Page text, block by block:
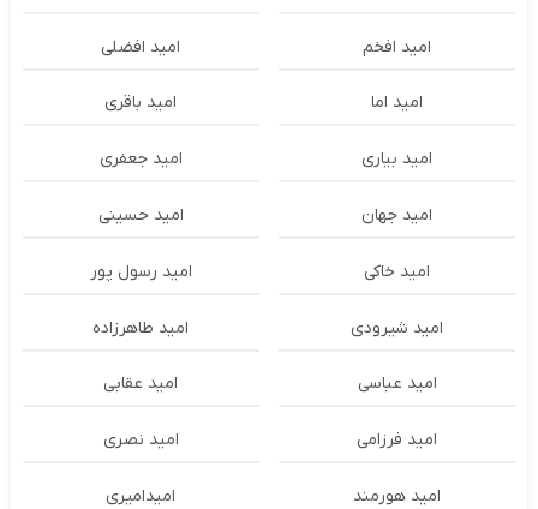
امید افخم امید افضلی
امید اما امید باقری
امید بیاری امید جعفری
امید جهان امید حسینی
امید خاکی امید رسول پور
امید شیرودی امید طاهرزاده
امید عباسی امید عقابی
امید فرزامی امید نصری
امید هورمند امیدامیری